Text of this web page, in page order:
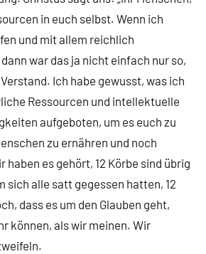
in euch selbst. Wenn ich
und mit allem reichlich
war das ja nicht einfach nur so,
Ich habe gewusst, was ich
Ressourcen und intellektuelle
aufgeboten, um es euch zu
zu ernähren und noch
haben es gehört, 12 Körbe sind übrig
sich alle satt gegessen hatten, 12
dass es um den Glauben geht,
können, als wir meinen. Wir